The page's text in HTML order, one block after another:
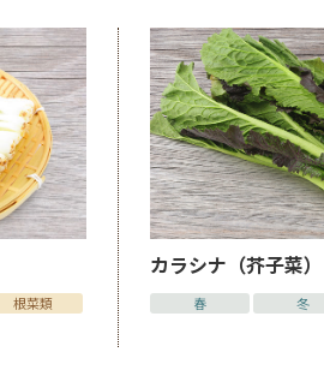
根菜類
カラシナ（芥子菜）
春 冬